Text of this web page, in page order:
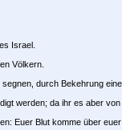
Israel.
Völkern.
durch Bekehrung
werden; da ihr es aber
Euer Blut komme über